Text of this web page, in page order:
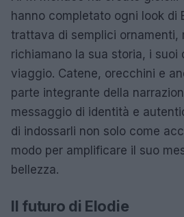
hanno completato ogni look di
trattava di semplici ornamenti,
richiamano la sua storia, i suoi
viaggio. Catene, orecchini e
parte integrante della
messaggio di identità e
di indossarli non solo come
modo per amplificare il suo
bellezza.
Il futuro di Elodie